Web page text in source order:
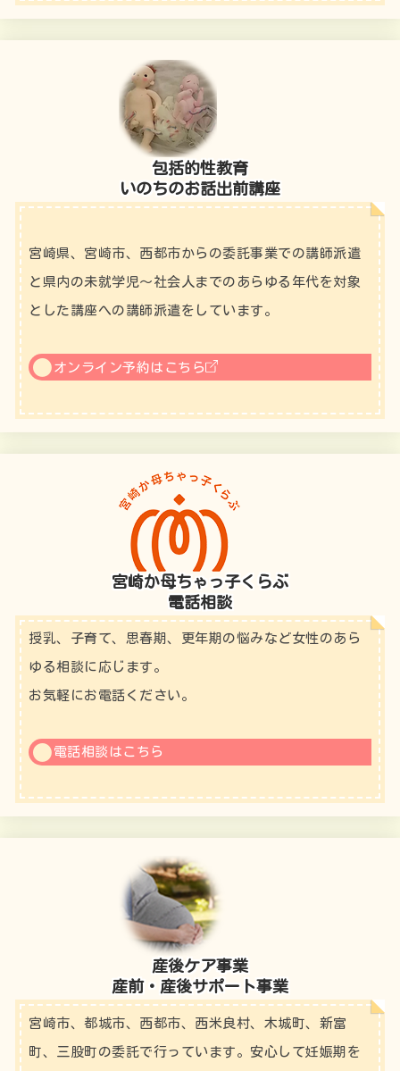
包括的性教育
いのちのお話出前講座
宮崎県、宮崎市、西都市からの委託事業での講師派遣
と県内の未就学児～社会人までのあらゆる年代を対象
とした講座への講師派遣をしています。
オンライン予約はこちら
宮崎か母ちゃっ子くらぶ
電話相談
授乳、子育て、思春期、更年期の悩みなど女性のあら
ゆる相談に応じます。
お気軽にお電話ください。
電話相談はこちら
産後ケア事業
産前・産後サポート事業
宮崎市、都城市、西都市、西米良村、木城町、新富
町、三股町の委託で行っています。安心して妊娠期を